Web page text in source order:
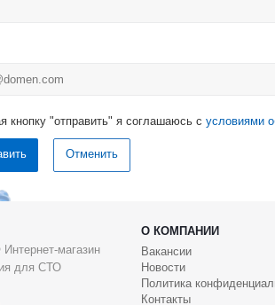
кнопку "отправить" я соглашаюсь с условиями
Отменить
магазин
для СТО
О КОМПАНИИ
Вакансии
Новости
Политика
Контакты